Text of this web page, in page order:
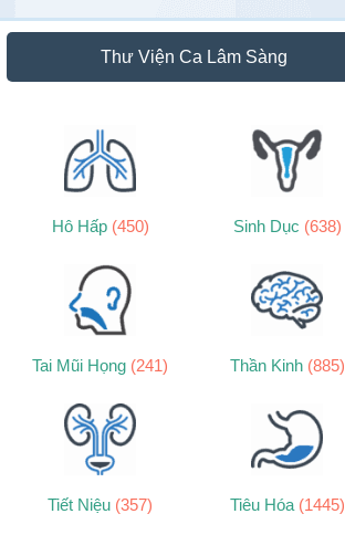
Thư Viện Ca Lâm Sàng
Hô Hấp (450) Sinh Dục (638)
Tai Mũi Họng (241) Thần Kinh (885)
Tiết Niệu (357) Tiêu Hóa (1445)